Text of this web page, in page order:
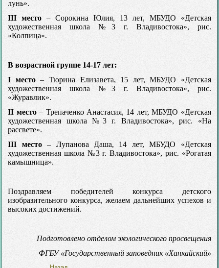
лунь».
III место– Сорокина Юлия, 13 лет, МБУДО «Детская
художественная школа №3 г. Владивостока», рис.
«Колпица».
В возрастной группе 14-17 лет:
I место– Тюрина Елизавета, 15 лет, МБУДО «Детская
художественная школа №3 г. Владивостока», рис.
«Журавлик».
II место– Трепаченко Анастасия, 14 лет, МБУДО «Детская
художественная школа №3 г. Владивостока», рис. «На
рассвете».
III место– Лупанова Даша, 14 лет, МБУДО «Детская
художественная школа №3 г. Владивостока», рис. «Рогатая
камышница».
Поздравляем победителей конкурса детского
изобразительного конкурса, желаем дальнейших успехов и
высоких достижений.
Подготовлено отделом экологического просвещения
ФГБУ «Государственный заповедник «Ханкайский»